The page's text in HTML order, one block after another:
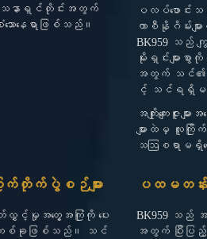
ါသနာရှင်တိုင်းအတွက်
သောနေရာဖြစ်သည်။
ပလပ်ဖောင်း
ကာစီနိုဂိမ်းမျ
BK959 သည် ကျွ
မိုးရှင်းများ
အတွက် သင်၏ပထ
င့် သင်ရရှိမ
အကျိုးကျေးဇူ
များထဲမှ လူက
သဩစရာမရှိတေ
က်တိုက်ပွဲစဉ်များ
င့်မှုအတွေ့အကြုံကို ပေး
က်တစ်ခုဖြစ်သည်။ သင်
ပထမတန်
BK959 သည် အ
အတွက် ပြီးပ